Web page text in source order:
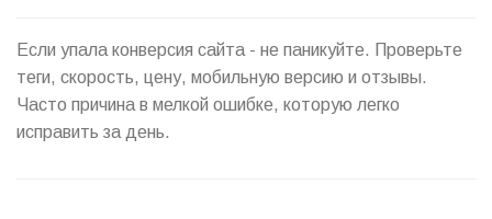
Если упала конверсия сайта - не паникуйте. Проверьте
теги, скорость, цену, мобильную версию и отзывы.
Часто причина в мелкой ошибке, которую легко
исправить за день.